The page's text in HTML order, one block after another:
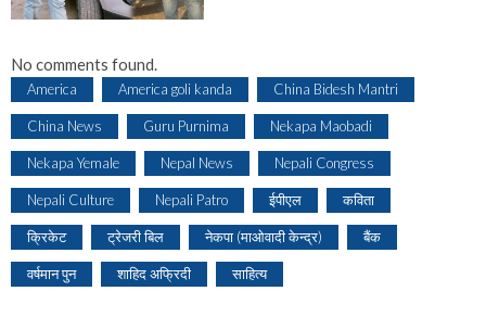
No comments found.
America America goli kanda China Bidesh Mantri
China News Guru Purnima Nekapa Maobadi
Nekapa Yemale Nepal News Nepali Congress
Nepali Culture Nepali Patro ईपीएल कविता
क्रिकेट ट्रेजरी बिल नेकपा (माओवादी केन्द्र) बैंक
वर्षमान पुन शाहिद अफ्रिदी साहित्य